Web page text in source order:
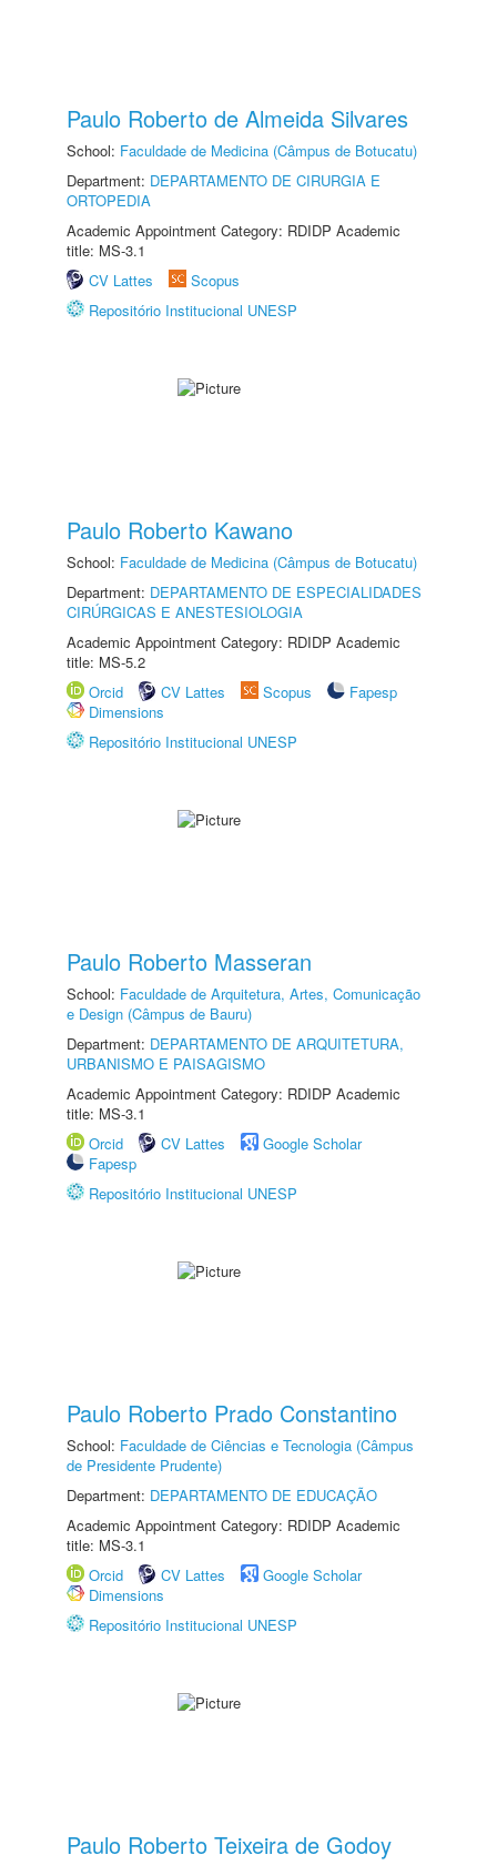
Paulo Roberto de Almeida Silvares
School: Faculdade de Medicina (Câmpus de Botucatu)
Department: DEPARTAMENTO DE CIRURGIA E
ORTOPEDIA
Academic Appointment Category: RDIDP Academic
title: MS-3.1
CV Lattes
Scopus
Repositório Institucional UNESP
Paulo Roberto Kawano
School: Faculdade de Medicina (Câmpus de Botucatu)
Department: DEPARTAMENTO DE ESPECIALIDADES
CIRÚRGICAS E ANESTESIOLOGIA
Academic Appointment Category: RDIDP Academic
title: MS-5.2
Orcid
CV Lattes Scopus
Fapesp
Dimensions
Repositório Institucional UNESP
Paulo Roberto Masseran
School: Faculdade de Arquitetura, Artes, Comunicação
e Design (Câmpus de Bauru)
Department: DEPARTAMENTO DE ARQUITETURA,
URBANISMO E PAISAGISMO
Academic Appointment Category: RDIDP Academic
title: MS-3.1
Orcid
CV Lattes
Google Scholar
Fapesp
Repositório Institucional UNESP
Paulo Roberto Prado Constantino
School: Faculdade de Ciências e Tecnologia (Câmpus
de Presidente Prudente)
Department: DEPARTAMENTO DE EDUCAÇÃO
Academic Appointment Category: RDIDP Academic
title: MS-3.1
Orcid
CV Lattes
Google Scholar
Dimensions
Repositório Institucional UNESP
Paulo Roberto Teixeira de Godoy